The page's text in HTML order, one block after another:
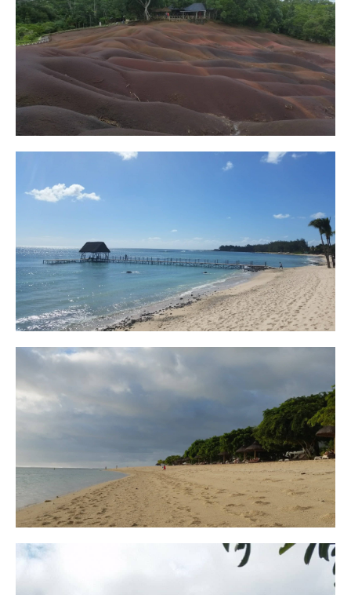
© 2025 Estravel Meist
Bürood ja kontaktid
Reisikonsultandid
Tule tööle! Uudised ja pressiteated
Jälgi meid